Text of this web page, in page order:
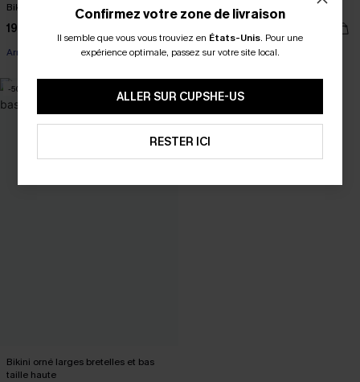
Bikini à carreaux col cœur
19,49 €
Armature
Maillot de bain une pièce bleu
Armature
-50%
Bikini orné larges bretelles et bas
taille haute
Confirmez votre zone de livraison
Il semble que vous vous trouviez en États-Unis. Pour une
expérience optimale, passez sur votre site local.
ALLER SUR CUPSHE-US
RESTER ICI